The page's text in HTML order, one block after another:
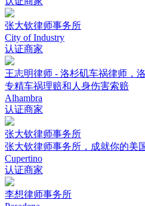
张大钦律师事务所
City of Industry
认证商家
王志明律师 - 洛杉矶车祸律师，
专精车祸理赔和人身伤害索赔
Alhambra
认证商家
张大钦律师事务所
张大钦律师事务所，成就你的美
Cupertino
认证商家
李想律师事务所